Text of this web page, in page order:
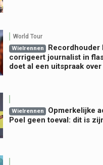
World Tour
Wielrennen
Recordhouder
corrigeert journalist in
doet al een uitspraak over
Wielrennen
Opmerkelijke
Poel geen toeval: dit is